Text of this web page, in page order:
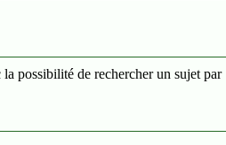
possibilité de rechercher un sujet par